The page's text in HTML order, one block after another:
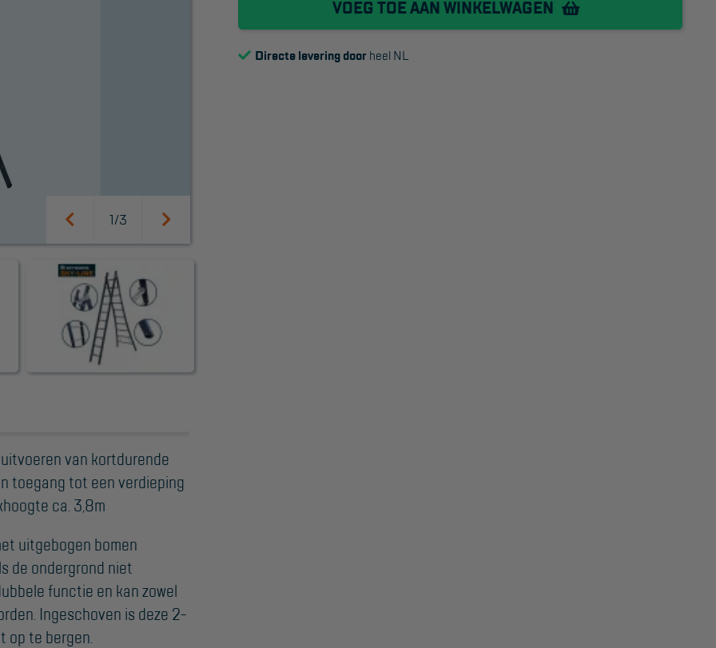
Project toepassingen
Handleidingen
Veelgestelde vragen
Wet- en regelgeving
Garantie
Algemene
1/3
VOEG TOE AAN WINKELWAGEN
Directe levering door heel NL
van kortdurende
toegang tot een verdieping
ca. 3,8m
uitgebogen bomen
de ondergrond niet
functie en kan zowel
Ingeschoven is deze 2-
op te bergen.